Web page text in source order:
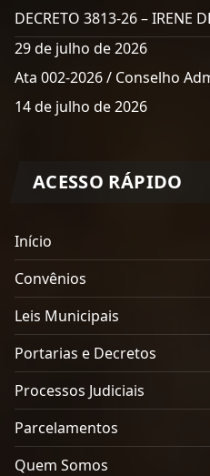
DECRETO 3813-26 – IRENE
29 de julho de 2026
Ata 002-2026 / Conselho
14 de julho de 2026
ACESSO RÁPIDO
Início
Convênios
Leis Municipais
Portarias e Decretos
Processos Judiciais
Parcelamentos
Quem Somos